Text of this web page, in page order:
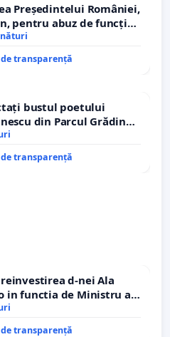
Președintelui României,
pentru abuz de funcție
statului
transparență
bustul poetului
din Parcul Grădina
cenzurii culturale!
transparență
d-nei Ala
in functia de Ministru al
transparență